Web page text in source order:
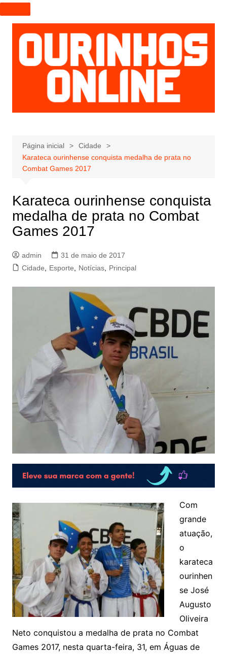
I
r
p
a
r
a
e
ú
d
Página inicial
Cidade
Karateca ourinhense conquista medalha de prata no
Combat Games 2017
Karateca ourinhense conquista
medalha de prata no Combat
Games 2017
admin
31 de maio de 2017
Cidade
Esporte Notícias, Principal
Com
grande
atuação,
o
karateca
ourinhen
se José
Augusto
Oliveira
Neto conquistou a medalha de prata no Combat
Games 2017, nesta quarta-feira, 31, em Águas de